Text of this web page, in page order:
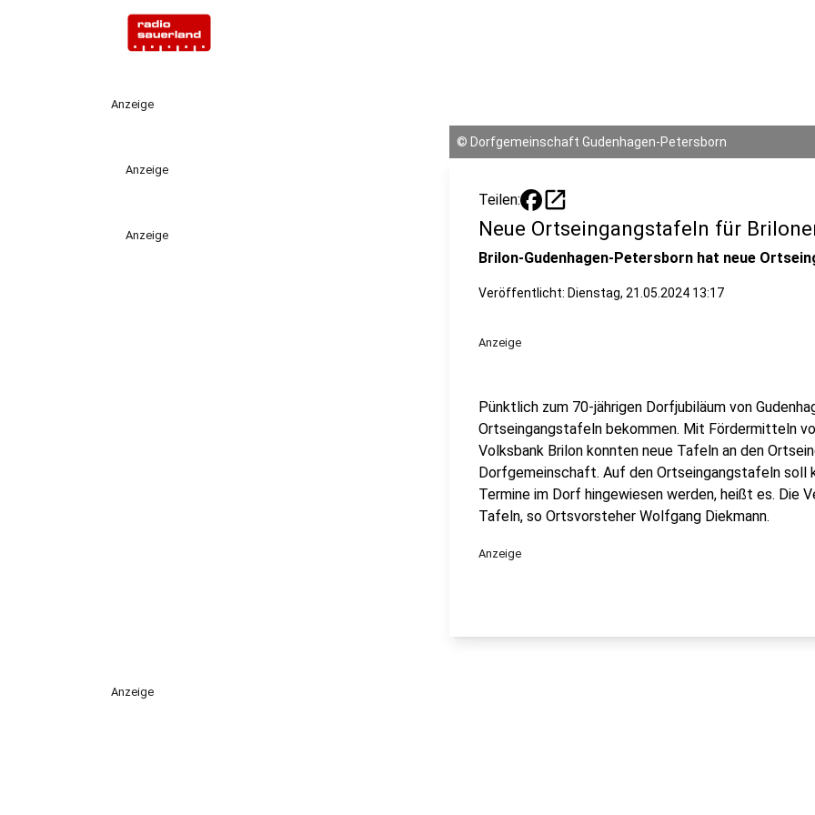
Anzeige
Anzeige
Anzeige
© Dorfgemeinschaft Gudenhagen-Petersborn
Teilen: open_in_new
Neue Ortseingangstafeln für
Brilon-Gudenhagen-Petersborn hat neue
Veröffentlicht: Dienstag, 21.05.2024 13:17
Anzeige
Pünktlich zum 70-jährigen Dorfjubiläum von
Ortseingangstafeln bekommen. Mit Fördermitteln
Volksbank Brilon konnten neue Tafeln an den
Dorfgemeinschaft. Auf den Ortseingangstafeln soll
Termine im Dorf hingewiesen werden, heißt es. Die
Tafeln, so Ortsvorsteher Wolfgang Diekmann.
Anzeige
Anzeige